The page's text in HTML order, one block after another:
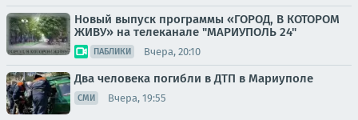
Новый выпуск программы «ГОРОД, В КОТОРОМ
ЖИВУ» на телеканале "МАРИУПОЛЬ 24"
ПАБЛИКИ Вчера, 20:10
Два человека погибли в ДТП в Мариуполе
СМИ Вчера, 19:55